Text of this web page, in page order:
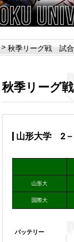
> 秋季リーグ戦 試合
秋季リーグ
山形大学 2
山形大
国際大
バッテリー